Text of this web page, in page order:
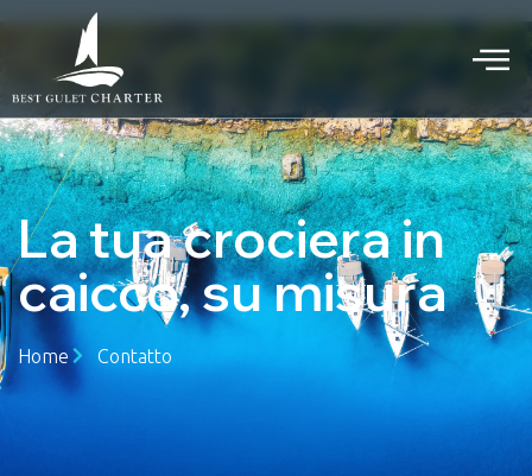
La tua crociera in
caicco, su misura
Home Contatto